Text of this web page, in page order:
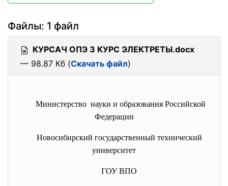
Файлы: 1 файл
КУРСАЧ ОПЭ 3 КУРС ЭЛЕКТРЕТЫ.docx
— 98.87 Кб (Скачать файл)
Министерство науки и образования Российской
Федерации
Новосибирский государственный технический
университет
ГОУ ВПО